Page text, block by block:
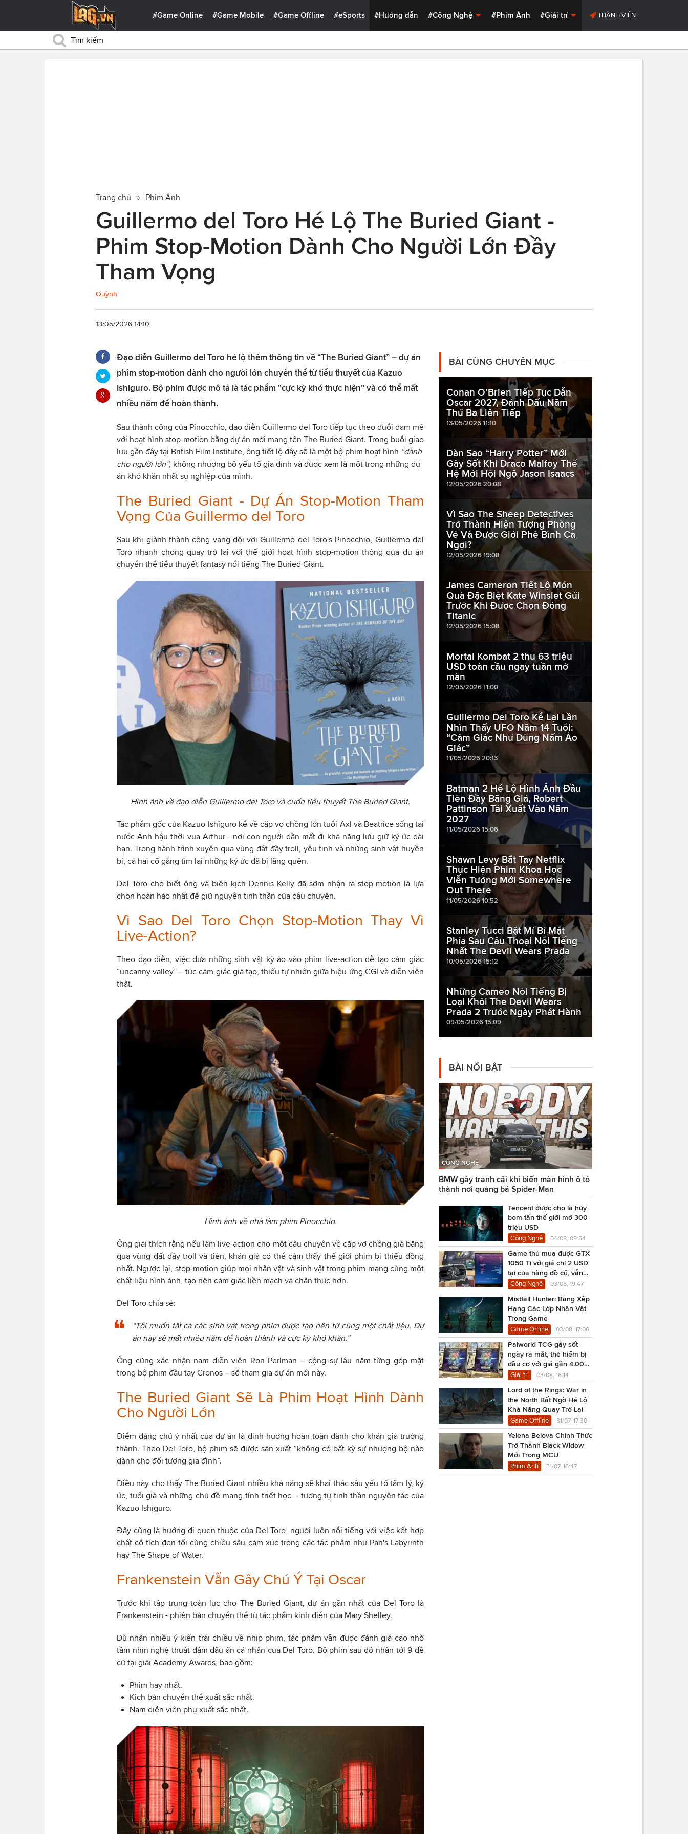
#Game Online #Game Mobile #Game Offline #eSports #Hướng dẫn #Công Nghệ #Phim Ảnh #Giải trí THÀNH VIÊN
Trang chủ Phim Ảnh
Guillermo del Toro Hé Lộ The Buried Giant -
Phim Stop-Motion Dành Cho Người Lớn Đầy
Tham Vọng
Quỳnh
13/05/2026 14:10
Đạo diễn Guillermo del Toro hé lộ thêm thông tin về “The Buried Giant” – dự án
phim stop-motion dành cho người lớn chuyển thể từ tiểu thuyết của Kazuo
Ishiguro. Bộ phim được mô tả là tác phẩm “cực kỳ khó thực hiện” và có thể mất
nhiều năm để hoàn thành.
Sau thành công của Pinocchio, đạo diễn Guillermo del Toro tiếp tục theo đuổi đam mê
với hoạt hình stop-motion bằng dự án mới mang tên The Buried Giant. Trong buổi giao
lưu gần đây tại British Film Institute, ông tiết lộ đây sẽ là một bộ phim hoạt hình “dành
cho người lớn”, không nhượng bộ yếu tố gia đình và được xem là một trong những dự
án khó khăn nhất sự nghiệp của mình.
The Buried Giant - Dự Án Stop-Motion Tham
Vọng Của Guillermo del Toro
Sau khi giành thành công vang dội với Guillermo del Toro's Pinocchio, Guillermo del
Toro nhanh chóng quay trở lại với thế giới hoạt hình stop-motion thông qua dự án
chuyển thể tiểu thuyết fantasy nổi tiếng The Buried Giant.
Hình ảnh về đạo diễn Guillermo del Toro và cuốn tiểu thuyết The Buried Giant.
Tác phẩm gốc của Kazuo Ishiguro kể về cặp vợ chồng lớn tuổi Axl và Beatrice sống tại
nước Anh hậu thời vua Arthur - nơi con người dần mất đi khả năng lưu giữ ký ức dài
hạn. Trong hành trình xuyên qua vùng đất đầy troll, yêu tinh và những sinh vật huyền
bí, cả hai cố gắng tìm lại những ký ức đã bị lãng quên.
Del Toro cho biết ông và biên kịch Dennis Kelly đã sớm nhận ra stop-motion là lựa
chọn hoàn hảo nhất để giữ nguyên tinh thần của câu chuyện.
Vì Sao Del Toro Chọn Stop-Motion Thay Vì
Live-Action?
Theo đạo diễn, việc đưa những sinh vật kỳ ảo vào phim live-action dễ tạo cảm giác
“uncanny valley” – tức cảm giác giả tạo, thiếu tự nhiên giữa hiệu ứng CGI và diễn viên
thật.
Hình ảnh về nhà làm phim Pinocchio.
Ông giải thích rằng nếu làm live-action cho một câu chuyện về cặp vợ chồng già băng
qua vùng đất đầy troll và tiên, khán giả có thể cảm thấy thế giới phim bị thiếu đồng
nhất. Ngược lại, stop-motion giúp mọi nhân vật và sinh vật trong phim mang cùng một
chất liệu hình ảnh, tạo nên cảm giác liền mạch và chân thực hơn.
Del Toro chia sẻ:
“Tôi muốn tất cả các sinh vật trong phim được tạo nên từ cùng một chất liệu. Dự
án này sẽ mất nhiều năm để hoàn thành và cực kỳ khó khăn.”
Ông cũng xác nhận nam diễn viên Ron Perlman – cộng sự lâu năm từng góp mặt
trong bộ phim đầu tay Cronos – sẽ tham gia dự án mới này.
The Buried Giant Sẽ Là Phim Hoạt Hình Dành
Cho Người Lớn
Điểm đáng chú ý nhất của dự án là định hướng hoàn toàn dành cho khán giả trưởng
thành. Theo Del Toro, bộ phim sẽ được sản xuất “không có bất kỳ sự nhượng bộ nào
dành cho đối tượng gia đình”.
Điều này cho thấy The Buried Giant nhiều khả năng sẽ khai thác sâu yếu tố tâm lý, ký
ức, tuổi già và những chủ đề mang tính triết học – tương tự tinh thần nguyên tác của
Kazuo Ishiguro.
Đây cũng là hướng đi quen thuộc của Del Toro, người luôn nổi tiếng với việc kết hợp
chất cổ tích đen tối cùng chiều sâu cảm xúc trong các tác phẩm như Pan's Labyrinth
hay The Shape of Water.
Frankenstein Vẫn Gây Chú Ý Tại Oscar
Trước khi tập trung toàn lực cho The Buried Giant, dự án gần nhất của Del Toro là
Frankenstein - phiên bản chuyển thể từ tác phẩm kinh điển của Mary Shelley.
Dù nhận nhiều ý kiến trái chiều về nhịp phim, tác phẩm vẫn được đánh giá cao nhờ
tầm nhìn nghệ thuật đậm dấu ấn cá nhân của Del Toro. Bộ phim sau đó nhận tới 9 đề
cử tại giải Academy Awards, bao gồm:
Phim hay nhất.
Kịch bản chuyển thể xuất sắc nhất.
Nam diễn viên phụ xuất sắc nhất.
BÀI CÙNG CHUYÊN MỤC
Conan O’Brien Tiếp Tục Dẫn
Oscar 2027, Đánh Dấu Năm
Thứ Ba Liên Tiếp
13/05/2026 11:10
Dàn Sao “Harry Potter” Mới
Gây Sốt Khi Draco Malfoy Thế
Hệ Mới Hội Ngộ Jason Isaacs
12/05/2026 20:08
Vì Sao The Sheep Detectives
Trở Thành Hiện Tượng Phòng
Vé Và Được Giới Phê Bình Ca
Ngợi?
12/05/2026 19:08
James Cameron Tiết Lộ Món
Quà Đặc Biệt Kate Winslet Gửi
Trước Khi Được Chọn Đóng
Titanic
12/05/2026 15:08
Mortal Kombat 2 thu 63 triệu
USD toàn cầu ngay tuần mở
màn
12/05/2026 11:00
Guillermo Del Toro Kể Lại Lần
Nhìn Thấy UFO Năm 14 Tuổi:
“Cảm Giác Như Dùng Nấm Ảo
Giác”
11/05/2026 20:13
Batman 2 Hé Lộ Hình Ảnh Đầu
Tiên Đầy Băng Giá, Robert
Pattinson Tái Xuất Vào Năm
2027
11/05/2026 15:06
Shawn Levy Bắt Tay Netflix
Thực Hiện Phim Khoa Học
Viễn Tưởng Mới Somewhere
Out There
11/05/2026 10:52
Stanley Tucci Bật Mí Bí Mật
Phía Sau Câu Thoại Nổi Tiếng
Nhất The Devil Wears Prada
10/05/2026 15:12
Những Cameo Nổi Tiếng Bị
Loại Khỏi The Devil Wears
Prada 2 Trước Ngày Phát Hành
09/05/2026 15:09
BÀI NỔI BẬT
CÔNG NGHỆ
BMW gây tranh cãi khi biến màn hình ô tô
thành nơi quảng bá Spider-Man
Tencent được cho là hủy
bom tấn thế giới mở 300
triệu USD
Công Nghệ 04/08, 09:54
Game thủ mua được GTX
1050 Ti với giá chỉ 2 USD
tại cửa hàng đồ cũ, vẫn
chạy Cyberpunk 2077
Công Nghệ 03/08, 19:47
Mistfall Hunter: Bảng Xếp
Hạng Các Lớp Nhân Vật
Trong Game
Game Online 03/08, 17:06
Palworld TCG gây sốt
ngày ra mắt, thẻ hiếm bị
đầu cơ với giá gần 4.000
USD
Giải trí 03/08, 16:14
Lord of the Rings: War in
the North Bất Ngờ Hé Lộ
Khả Năng Quay Trở Lại
Game Offline 31/07, 17:30
Yelena Belova Chính Thức
Trở Thành Black Widow
Mới Trong MCU
Phim Ảnh 31/07, 16:47